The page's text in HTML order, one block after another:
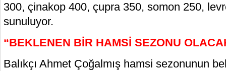
300, çinakop 400, çupra 350, somon 250,
sunuluyor.
“BEKLENEN BİR HAMSİ SEZONU
Balıkçı Ahmet Çoğalmış hamsi sezonunun